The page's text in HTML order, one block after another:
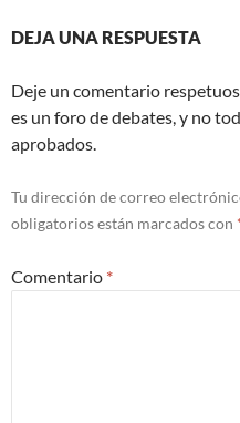
DEJA UNA RESPUESTA
Deje un comentario
es un foro de debates, y no
aprobados.
Tu dirección de correo
obligatorios están marcados con
Comentario *